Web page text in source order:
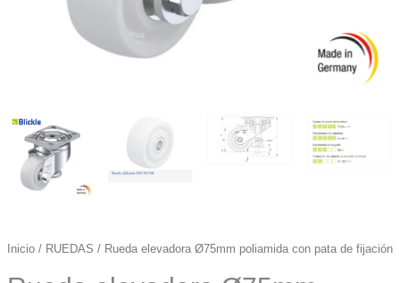
Inicio/ RUEDAS / Rueda elevadora Ø75mm poliamida con pata de fijación